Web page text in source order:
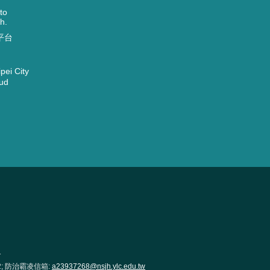
台
City
防治霸凌信箱: a23937268@nsjh.ylc.edu.tw